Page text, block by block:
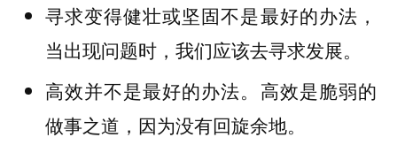
寻求变得健壮或坚固不是最好的办法，
当出现问题时，我们应该去寻求发展。
高效并不是最好的办法。高效是脆弱的
做事之道，因为没有回旋余地。